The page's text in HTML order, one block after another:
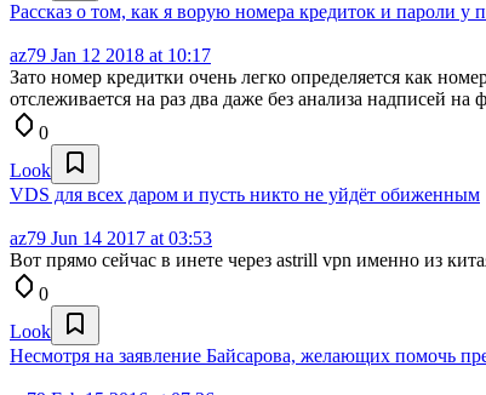
Рассказ о том, как я ворую номера кредиток и пароли у
az79 Jan 12 2018 at 10:17
Зато номер кредитки очень легко определяется как
отслеживается на раз два даже без анализа надписей на
0
Look
VDS для всех даром и пусть никто не уйдёт обиженным
az79 Jun 14 2017 at 03:53
Вот прямо сейчас в инете через astrill vpn именно из
0
Look
Несмотря на заявление Байсарова, желающих помочь